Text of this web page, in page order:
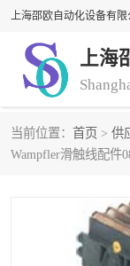
上海
当前位置： 首页 > 供
Wampfler滑触线配件
warner离合器
INTORQ